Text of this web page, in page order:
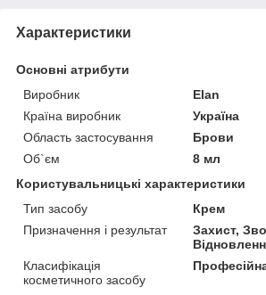
Характеристики
Основні атрибути
Виробник
Elan
Країна виробник
Україна
Область застосування
Брови
Об`єм
8 мл
Користувальницькі характеристики
Тип засобу
Крем
Призначення і результат
Захист,
Класифікація
косметичного засобу